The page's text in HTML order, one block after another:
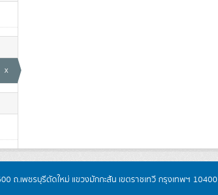
x
ถ.เพชรบุรีตัดใหม่ แขวงมักกะสัน เขตราชเทวี กรุงเทพฯ 10400